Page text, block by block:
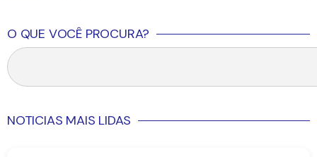
O QUE VOCÊ PROCURA?
NOTICIAS MAIS LIDAS